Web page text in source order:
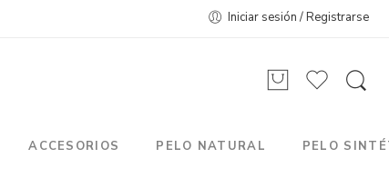
Iniciar sesión / Registrarse
ACCESORIOS PELO NATURAL PELO